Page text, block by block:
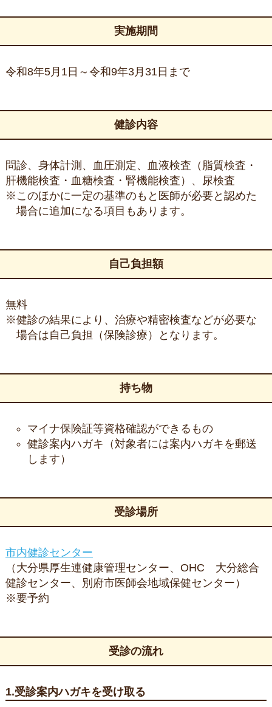
実施期間
令和8年5月1日～令和9年3月31日まで
健診内容
問診、身体計測、血圧測定、血液検査（脂質検査・
肝機能検査・血糖検査・腎機能検査）、尿検査
※このほかに一定の基準のもと医師が必要と認めた
場合に追加になる項目もあります。
自己負担額
無料
※健診の結果により、治療や精密検査などが必要な
場合は自己負担（保険診療）となります。
持ち物
マイナ保険証等資格確認ができるもの
健診案内ハガキ（対象者には案内ハガキを郵送
します）
受診場所
市内健診センター
（大分県厚生連健康管理センター、OHC 大分総合
健診センター、別府市医師会地域保健センター）
※要予約
受診の流れ
1.受診案内ハガキを受け取る